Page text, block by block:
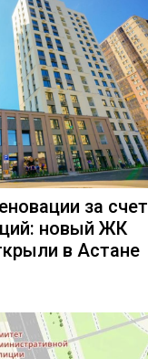
за счет
новый ЖК
в Астане